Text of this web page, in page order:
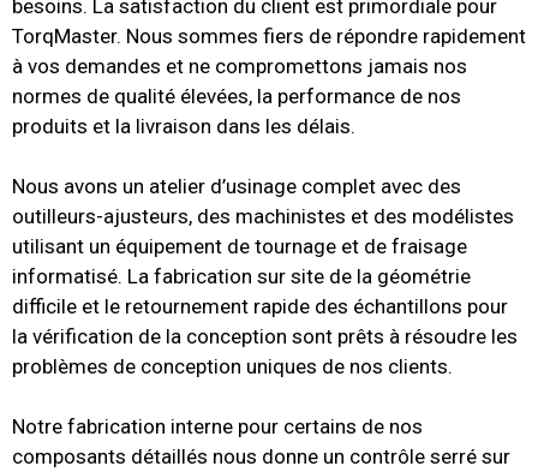
besoins. La satisfaction du client est primordiale pour
TorqMaster. Nous sommes fiers de répondre rapidement
à vos demandes et ne compromettons jamais nos
normes de qualité élevées, la performance de nos
produits et la livraison dans les délais.
Nous avons un atelier d’usinage complet avec des
outilleurs-ajusteurs, des machinistes et des modélistes
utilisant un équipement de tournage et de fraisage
informatisé. La fabrication sur site de la géométrie
difficile et le retournement rapide des échantillons pour
la vérification de la conception sont prêts à résoudre les
problèmes de conception uniques de nos clients.
Notre fabrication interne pour certains de nos
composants détaillés nous donne un contrôle serré sur